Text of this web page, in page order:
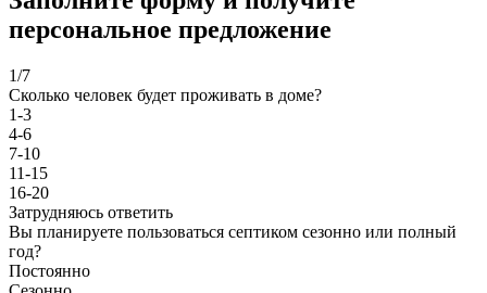
персональное предложение
1/7
Сколько человек будет проживать в доме?
1-3
4-6
7-10
11-15
16-20
Затрудняюсь ответить
Вы планируете пользоваться септиком сезонно или полный
год?
Постоянно